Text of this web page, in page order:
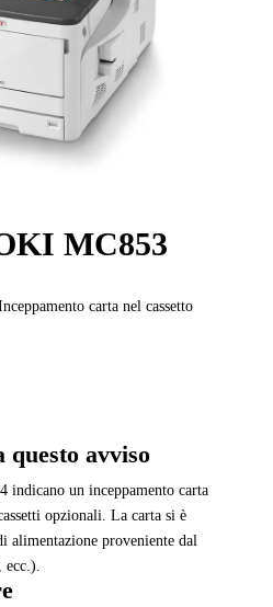
MC853
carta nel cassetto
questo avviso
indicano un inceppamento carta
opzionali. La carta si è
alimentazione proveniente dal